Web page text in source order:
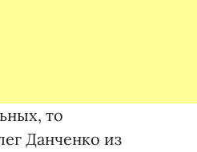
то
Данченко из